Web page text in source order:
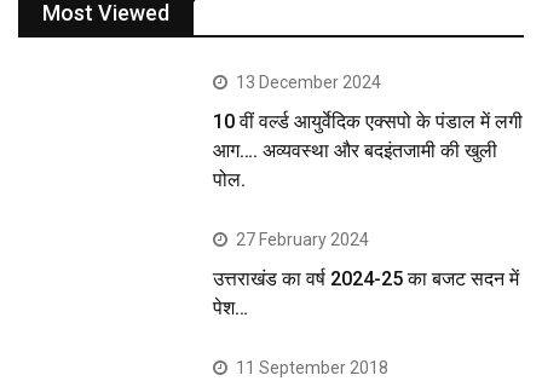
Most Viewed
13 December 2024
10 वीं वर्ल्ड आयुर्वेदिक एक्सपो के पंडाल में लगी
आग…. अव्यवस्था और बदइंतजामी की खुली
पोल.
27 February 2024
उत्तराखंड का वर्ष 2024-25 का बजट सदन में
पेश…
11 September 2018